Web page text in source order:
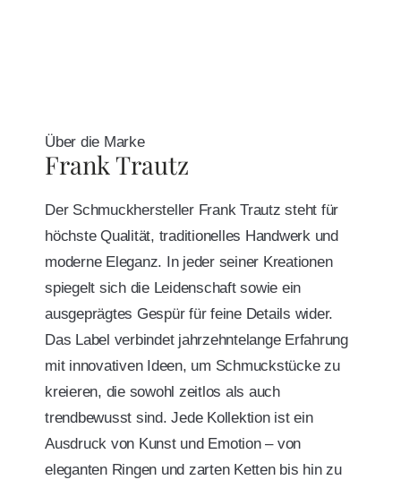
Über die Marke
Frank Trautz
Der Schmuckhersteller Frank Trautz steht für
höchste Qualität, traditionelles Handwerk und
moderne Eleganz. In jeder seiner Kreationen
spiegelt sich die Leidenschaft sowie ein
ausgeprägtes Gespür für feine Details wider.
Das Label verbindet jahrzehntelange Erfahrung
mit innovativen Ideen, um Schmuckstücke zu
kreieren, die sowohl zeitlos als auch
trendbewusst sind. Jede Kollektion ist ein
Ausdruck von Kunst und Emotion – von
eleganten Ringen und zarten Ketten bis hin zu